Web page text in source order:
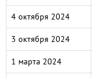
4 октября 2024
3 октября 2024
1 марта 2024